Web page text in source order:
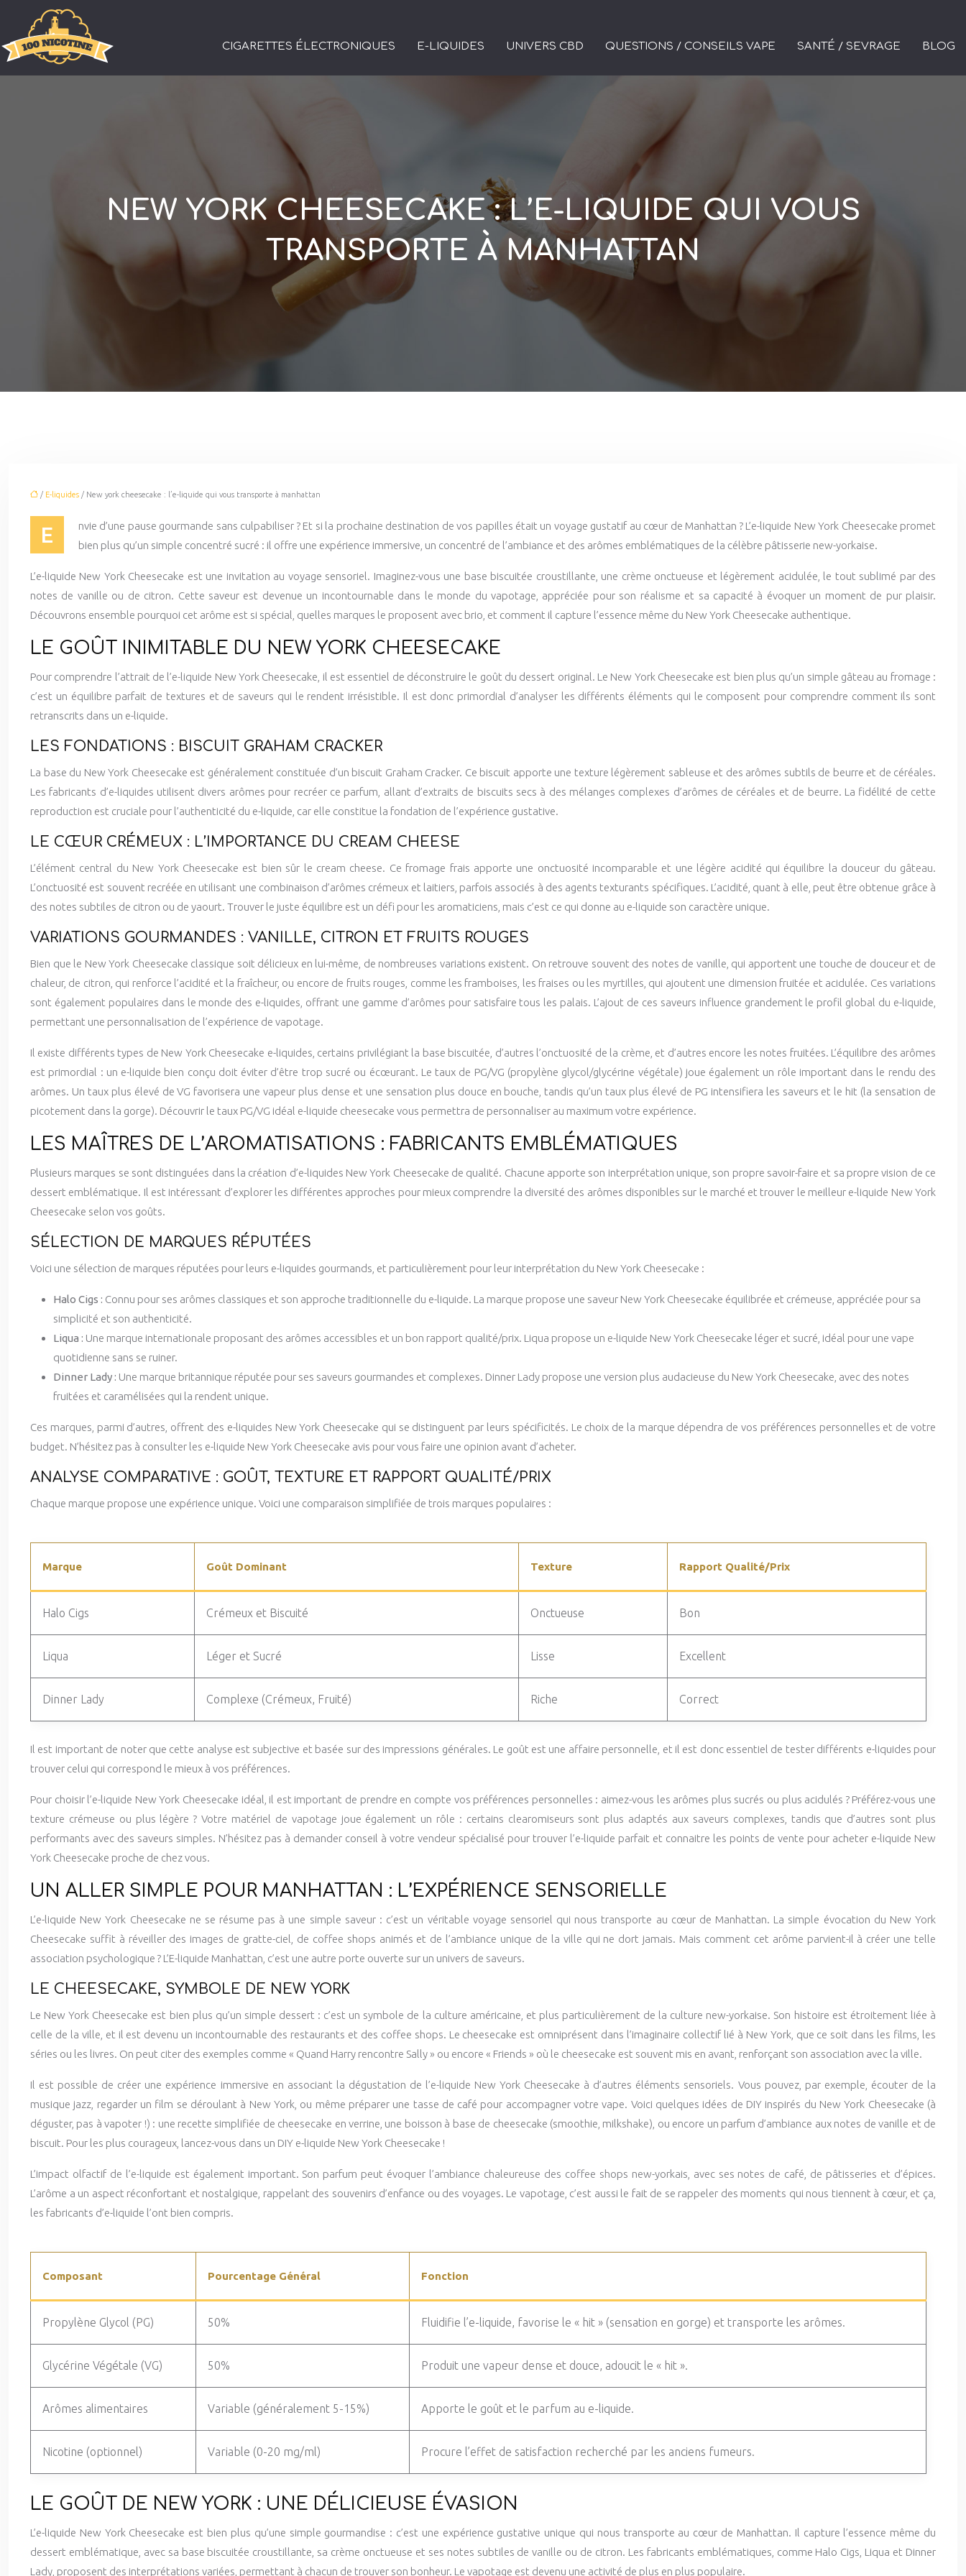
CIGARETTES ÉLECTRONIQUES E-LIQUIDES UNIVERS CBD QUESTIONS / CONSEILS VAPE SANTÉ / SEVRAGE BLOG
NEW YORK CHEESECAKE : L’E-LIQUIDE QUI VOUS
TRANSPORTE À MANHATTAN
/ E-liquides / New york cheesecake : l’e-liquide qui vous transporte à manhattan
E
nvie d’une pause gourmande sans culpabiliser ? Et si la prochaine destination de vos papilles était un voyage gustatif au cœur de Manhattan ? L’e-liquide New York Cheesecake promet
bien plus qu’un simple concentré sucré : il offre une expérience immersive, un concentré de l’ambiance et des arômes emblématiques de la célèbre pâtisserie new-yorkaise.
L’e-liquide New York Cheesecake est une invitation au voyage sensoriel. Imaginez-vous une base biscuitée croustillante, une crème onctueuse et légèrement acidulée, le tout sublimé par des
notes de vanille ou de citron. Cette saveur est devenue un incontournable dans le monde du vapotage, appréciée pour son réalisme et sa capacité à évoquer un moment de pur plaisir.
Découvrons ensemble pourquoi cet arôme est si spécial, quelles marques le proposent avec brio, et comment il capture l’essence même du New York Cheesecake authentique.
LE GOÛT INIMITABLE DU NEW YORK CHEESECAKE
Pour comprendre l’attrait de l’e-liquide New York Cheesecake, il est essentiel de déconstruire le goût du dessert original. Le New York Cheesecake est bien plus qu’un simple gâteau au fromage :
c’est un équilibre parfait de textures et de saveurs qui le rendent irrésistible. Il est donc primordial d’analyser les différents éléments qui le composent pour comprendre comment ils sont
retranscrits dans un e-liquide.
LES FONDATIONS : BISCUIT GRAHAM CRACKER
La base du New York Cheesecake est généralement constituée d’un biscuit Graham Cracker. Ce biscuit apporte une texture légèrement sableuse et des arômes subtils de beurre et de céréales.
Les fabricants d’e-liquides utilisent divers arômes pour recréer ce parfum, allant d’extraits de biscuits secs à des mélanges complexes d’arômes de céréales et de beurre. La fidélité de cette
reproduction est cruciale pour l’authenticité du e-liquide, car elle constitue la fondation de l’expérience gustative.
LE CŒUR CRÉMEUX : L’IMPORTANCE DU CREAM CHEESE
L’élément central du New York Cheesecake est bien sûr le cream cheese. Ce fromage frais apporte une onctuosité incomparable et une légère acidité qui équilibre la douceur du gâteau.
L’onctuosité est souvent recréée en utilisant une combinaison d’arômes crémeux et laitiers, parfois associés à des agents texturants spécifiques. L’acidité, quant à elle, peut être obtenue grâce à
des notes subtiles de citron ou de yaourt. Trouver le juste équilibre est un défi pour les aromaticiens, mais c’est ce qui donne au e-liquide son caractère unique.
VARIATIONS GOURMANDES : VANILLE, CITRON ET FRUITS ROUGES
Bien que le New York Cheesecake classique soit délicieux en lui-même, de nombreuses variations existent. On retrouve souvent des notes de vanille, qui apportent une touche de douceur et de
chaleur, de citron, qui renforce l’acidité et la fraîcheur, ou encore de fruits rouges, comme les framboises, les fraises ou les myrtilles, qui ajoutent une dimension fruitée et acidulée. Ces variations
sont également populaires dans le monde des e-liquides, offrant une gamme d’arômes pour satisfaire tous les palais. L’ajout de ces saveurs influence grandement le profil global du e-liquide,
permettant une personnalisation de l’expérience de vapotage.
Il existe différents types de New York Cheesecake e-liquides, certains privilégiant la base biscuitée, d’autres l’onctuosité de la crème, et d’autres encore les notes fruitées. L’équilibre des arômes
est primordial : un e-liquide bien conçu doit éviter d’être trop sucré ou écœurant. Le taux de PG/VG (propylène glycol/glycérine végétale) joue également un rôle important dans le rendu des
arômes. Un taux plus élevé de VG favorisera une vapeur plus dense et une sensation plus douce en bouche, tandis qu’un taux plus élevé de PG intensifiera les saveurs et le hit (la sensation de
picotement dans la gorge). Découvrir le taux PG/VG idéal e-liquide cheesecake vous permettra de personnaliser au maximum votre expérience.
LES MAÎTRES DE L’AROMATISATIONS : FABRICANTS EMBLÉMATIQUES
Plusieurs marques se sont distinguées dans la création d’e-liquides New York Cheesecake de qualité. Chacune apporte son interprétation unique, son propre savoir-faire et sa propre vision de ce
dessert emblématique. Il est intéressant d’explorer les différentes approches pour mieux comprendre la diversité des arômes disponibles sur le marché et trouver le meilleur e-liquide New York
Cheesecake selon vos goûts.
SÉLECTION DE MARQUES RÉPUTÉES
Voici une sélection de marques réputées pour leurs e-liquides gourmands, et particulièrement pour leur interprétation du New York Cheesecake :
Halo Cigs : Connu pour ses arômes classiques et son approche traditionnelle du e-liquide. La marque propose une saveur New York Cheesecake équilibrée et crémeuse, appréciée pour sa
simplicité et son authenticité.
Liqua : Une marque internationale proposant des arômes accessibles et un bon rapport qualité/prix. Liqua propose un e-liquide New York Cheesecake léger et sucré, idéal pour une vape
quotidienne sans se ruiner.
Dinner Lady : Une marque britannique réputée pour ses saveurs gourmandes et complexes. Dinner Lady propose une version plus audacieuse du New York Cheesecake, avec des notes
fruitées et caramélisées qui la rendent unique.
Ces marques, parmi d’autres, offrent des e-liquides New York Cheesecake qui se distinguent par leurs spécificités. Le choix de la marque dépendra de vos préférences personnelles et de votre
budget. N’hésitez pas à consulter les e-liquide New York Cheesecake avis pour vous faire une opinion avant d’acheter.
ANALYSE COMPARATIVE : GOÛT, TEXTURE ET RAPPORT QUALITÉ/PRIX
Chaque marque propose une expérience unique. Voici une comparaison simplifiée de trois marques populaires :
Marque Goût Dominant Texture Rapport Qualité/Prix
Halo Cigs Crémeux et Biscuité Onctueuse Bon
Liqua Léger et Sucré Lisse Excellent
Dinner Lady Complexe (Crémeux, Fruité) Riche Correct
Il est important de noter que cette analyse est subjective et basée sur des impressions générales. Le goût est une affaire personnelle, et il est donc essentiel de tester différents e-liquides pour
trouver celui qui correspond le mieux à vos préférences.
Pour choisir l’e-liquide New York Cheesecake idéal, il est important de prendre en compte vos préférences personnelles : aimez-vous les arômes plus sucrés ou plus acidulés ? Préférez-vous une
texture crémeuse ou plus légère ? Votre matériel de vapotage joue également un rôle : certains clearomiseurs sont plus adaptés aux saveurs complexes, tandis que d’autres sont plus
performants avec des saveurs simples. N’hésitez pas à demander conseil à votre vendeur spécialisé pour trouver l’e-liquide parfait et connaitre les points de vente pour acheter e-liquide New
York Cheesecake proche de chez vous.
UN ALLER SIMPLE POUR MANHATTAN : L’EXPÉRIENCE SENSORIELLE
L’e-liquide New York Cheesecake ne se résume pas à une simple saveur : c’est un véritable voyage sensoriel qui nous transporte au cœur de Manhattan. La simple évocation du New York
Cheesecake suffit à réveiller des images de gratte-ciel, de coffee shops animés et de l’ambiance unique de la ville qui ne dort jamais. Mais comment cet arôme parvient-il à créer une telle
association psychologique ? L’E-liquide Manhattan, c’est une autre porte ouverte sur un univers de saveurs.
LE CHEESECAKE, SYMBOLE DE NEW YORK
Le New York Cheesecake est bien plus qu’un simple dessert : c’est un symbole de la culture américaine, et plus particulièrement de la culture new-yorkaise. Son histoire est étroitement liée à
celle de la ville, et il est devenu un incontournable des restaurants et des coffee shops. Le cheesecake est omniprésent dans l’imaginaire collectif lié à New York, que ce soit dans les films, les
séries ou les livres. On peut citer des exemples comme « Quand Harry rencontre Sally » ou encore « Friends » où le cheesecake est souvent mis en avant, renforçant son association avec la ville.
Il est possible de créer une expérience immersive en associant la dégustation de l’e-liquide New York Cheesecake à d’autres éléments sensoriels. Vous pouvez, par exemple, écouter de la
musique jazz, regarder un film se déroulant à New York, ou même préparer une tasse de café pour accompagner votre vape. Voici quelques idées de DIY inspirés du New York Cheesecake (à
déguster, pas à vapoter !) : une recette simplifiée de cheesecake en verrine, une boisson à base de cheesecake (smoothie, milkshake), ou encore un parfum d’ambiance aux notes de vanille et de
biscuit. Pour les plus courageux, lancez-vous dans un DIY e-liquide New York Cheesecake !
L’impact olfactif de l’e-liquide est également important. Son parfum peut évoquer l’ambiance chaleureuse des coffee shops new-yorkais, avec ses notes de café, de pâtisseries et d’épices.
L’arôme a un aspect réconfortant et nostalgique, rappelant des souvenirs d’enfance ou des voyages. Le vapotage, c’est aussi le fait de se rappeler des moments qui nous tiennent à cœur, et ça,
les fabricants d’e-liquide l’ont bien compris.
Composant Pourcentage Général Fonction
Propylène Glycol (PG) 50% Fluidifie l’e-liquide, favorise le « hit » (sensation en gorge) et transporte les arômes.
Glycérine Végétale (VG) 50% Produit une vapeur dense et douce, adoucit le « hit ».
Arômes alimentaires Variable (généralement 5-15%) Apporte le goût et le parfum au e-liquide.
Nicotine (optionnel) Variable (0-20 mg/ml) Procure l’effet de satisfaction recherché par les anciens fumeurs.
LE GOÛT DE NEW YORK : UNE DÉLICIEUSE ÉVASION
L’e-liquide New York Cheesecake est bien plus qu’une simple gourmandise : c’est une expérience gustative unique qui nous transporte au cœur de Manhattan. Il capture l’essence même du
dessert emblématique, avec sa base biscuitée croustillante, sa crème onctueuse et ses notes subtiles de vanille ou de citron. Les fabricants emblématiques, comme Halo Cigs, Liqua et Dinner
Lady, proposent des interprétations variées, permettant à chacun de trouver son bonheur. Le vapotage est devenu une activité de plus en plus populaire.